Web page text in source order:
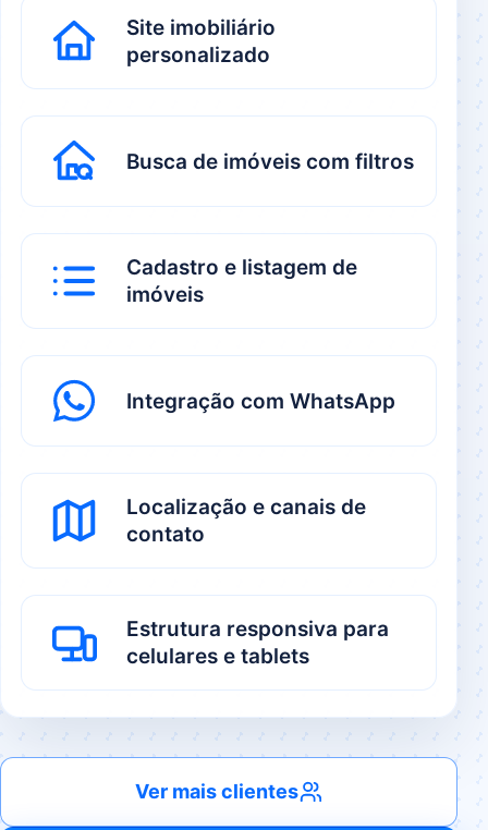
Site imobiliário
personalizado
Busca de imóveis com filtros
Cadastro e listagem de
imóveis
Integração com WhatsApp
Localização e canais de
contato
Estrutura responsiva para
celulares e tablets
Ver mais clientes